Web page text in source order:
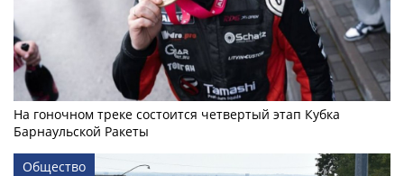
На гоночном треке состоится четвертый этап Кубка
Барнаульской Ракеты
Общество